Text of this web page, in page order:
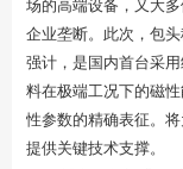
场的高端设备，又大
企业垄断。此次，包
强计，是国内首台采
料在极端工况下的磁
性参数的精确表征。
提供关键技术支撑。